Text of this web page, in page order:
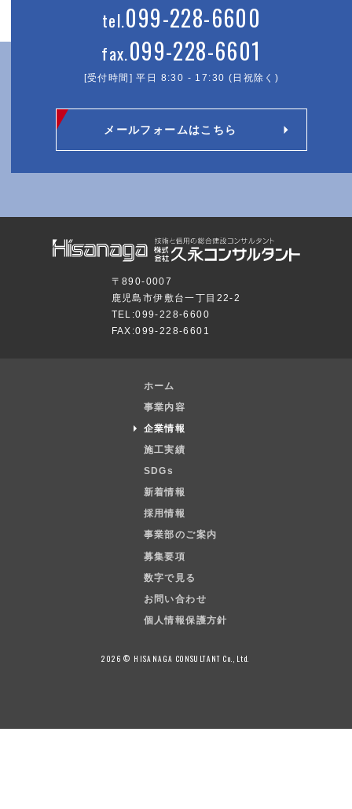
099-228-6600
099-228-6601
[受付時間] 平日 8:30 - 17:30 (日祝除く)
メールフォームはこちら
FAX:099-228-6601
〒890-0007
鹿児島市伊敷台一丁目22-2
TEL:099-228-6600
FAX:099-228-6601
ホーム
事業内容
企業情報
施工実績
SDGs
新着情報
採用情報
事業部のご案内
募集要項
数字で見る
お問い合わせ
個人情報保護方針
2026 © HISANAGA CONSULTANT Co.,Ltd.